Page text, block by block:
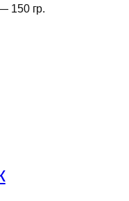
150 гр.